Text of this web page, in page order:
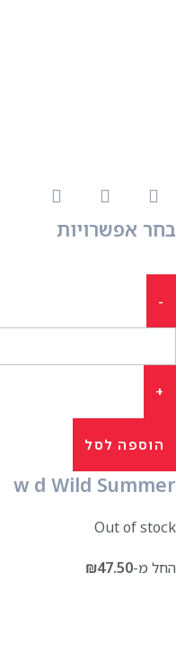
בחר אפשרויות
הוספה לסל
w d Wild Summer
Out of stock
החל מ- ₪47.50